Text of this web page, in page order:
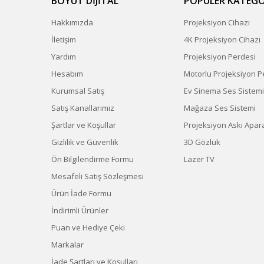
Hakkımızda
İletişim
Yardım
Hesabım
Kurumsal Satış
Satış Kanallarımız
Şartlar ve Koşullar
Gizlilik ve Güvenlik
Ön Bilgilendirme Formu
Mesafeli Satış Sözleşmesi
Ürün İade Formu
İndirimli Ürünler
Puan ve Hediye Çeki
Markalar
İade Şartları ve Koşulları
Projeksiyon Cihazı
4K Projeksiyon Cihazı
Projeksiyon Perdesi
Motorlu Projeksiyon
Ev Sinema Ses Sistemi
Mağaza Ses Sistemi
Projeksiyon Askı
3D Gözlük
Lazer TV